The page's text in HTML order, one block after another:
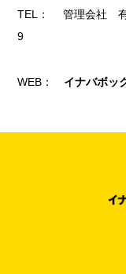
TEL： 管理会社 有
9
WEB： イナバボッ